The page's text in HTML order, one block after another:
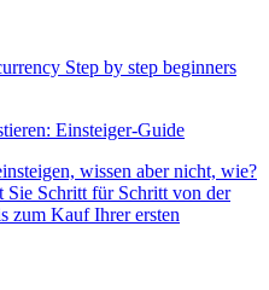
Einsteiger-Guide
wissen aber nicht, wie?
Schritt für Schritt von der
zum Kauf Ihrer ersten